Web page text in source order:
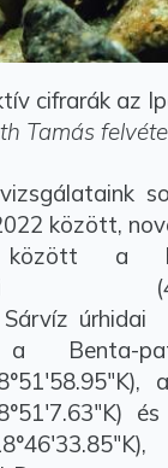
cifrarák az
Tamás
között,
a
úrhidai
a Benta-